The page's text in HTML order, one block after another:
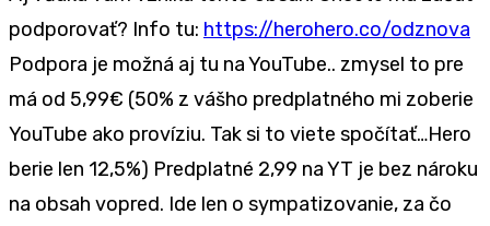
podporovať? Info tu: https://herohero.co/odznova
Podpora je možná aj tu na YouTube.. zmysel to pre
má od 5,99€ (50% z vášho predplatného mi zoberie
YouTube ako províziu. Tak si to viete spočítať…Hero
berie len 12,5%) Predplatné 2,99 na YT je bez nároku
na obsah vopred. Ide len o sympatizovanie, za čo